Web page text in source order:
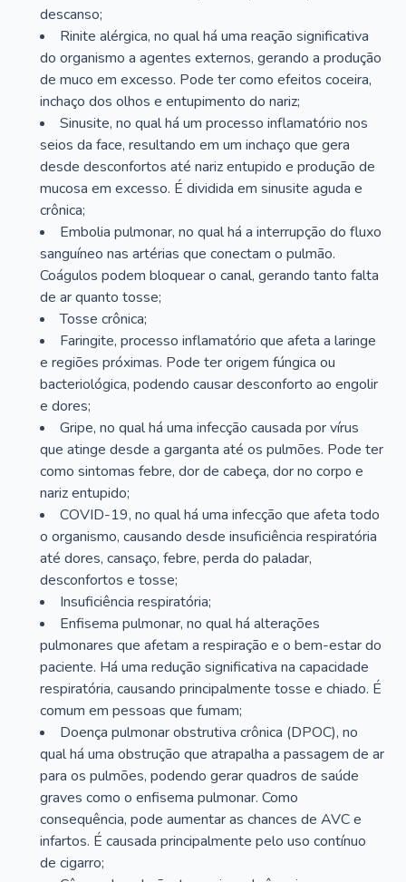
descanso;
Rinite alérgica, no qual há uma reação significativa
do organismo a agentes externos, gerando a produção
de muco em excesso. Pode ter como efeitos coceira,
inchaço dos olhos e entupimento do nariz;
Sinusite, no qual há um processo inflamatório nos
seios da face, resultando em um inchaço que gera
desde desconfortos até nariz entupido e produção de
mucosa em excesso. É dividida em sinusite aguda e
crônica;
Embolia pulmonar, no qual há a interrupção do fluxo
sanguíneo nas artérias que conectam o pulmão.
Coágulos podem bloquear o canal, gerando tanto falta
de ar quanto tosse;
Tosse crônica;
Faringite, processo inflamatório que afeta a laringe
e regiões próximas. Pode ter origem fúngica ou
bacteriológica, podendo causar desconforto ao engolir
e dores;
Gripe, no qual há uma infecção causada por vírus
que atinge desde a garganta até os pulmões. Pode ter
como sintomas febre, dor de cabeça, dor no corpo e
nariz entupido;
COVID-19, no qual há uma infecção que afeta todo
o organismo, causando desde insuficiência respiratória
até dores, cansaço, febre, perda do paladar,
desconfortos e tosse;
Insuficiência respiratória;
Enfisema pulmonar, no qual há alterações
pulmonares que afetam a respiração e o bem-estar do
paciente. Há uma redução significativa na capacidade
respiratória, causando principalmente tosse e chiado. É
comum em pessoas que fumam;
Doença pulmonar obstrutiva crônica (DPOC), no
qual há uma obstrução que atrapalha a passagem de ar
para os pulmões, podendo gerar quadros de saúde
graves como o enfisema pulmonar. Como
consequência, pode aumentar as chances de AVC e
infartos. É causada principalmente pelo uso contínuo
de cigarro;